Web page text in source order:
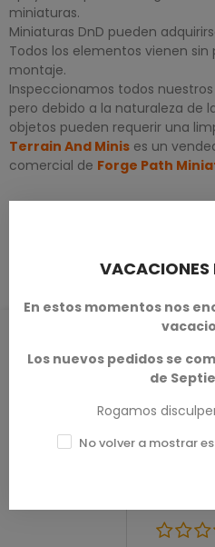
miniaturas.
Miniaturas DnD pueden
Todos los elementos vienen
montaje.
Inspeccionamos todos
pero debido a la naturaleza de
objetos pueden requerir una
Terrain And Minis es un
comercial de Forge Path
RESEÑAS DE
VACACIONES
En estos momentos nos
Los nuevos pedidos se
de
Rogamos
No volver a mostrar